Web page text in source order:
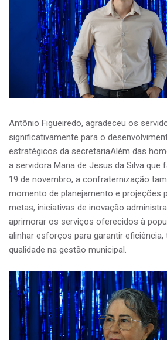
Antônio Figueiredo, agradeceu os
significativamente para o
estratégicos da secretariaAlém das
a servidora Maria de Jesus da Silva que
19 de novembro, a confraternização
momento de planejamento e projeções
metas, iniciativas de inovação
aprimorar os serviços oferecidos à
alinhar esforços para garantir eficiência,
qualidade na gestão municipal.